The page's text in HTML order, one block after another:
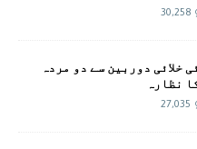
30,258
خلائی دوربین سے دو مردہ
نظارہ
27,035